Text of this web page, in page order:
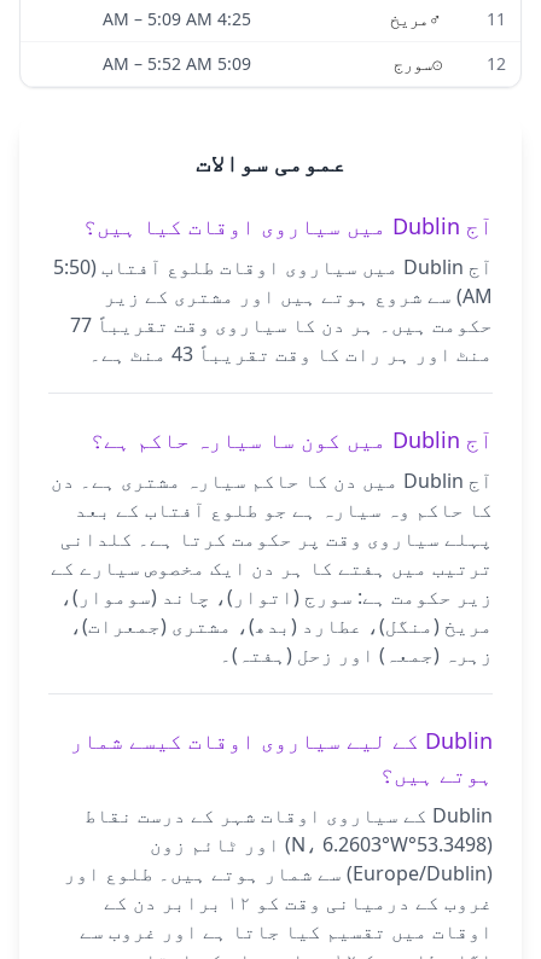
11
♂ مریخ 4:25 AM
– 5:09 AM
12
☉سورج 5:09 AM
– 5:52 AM
عمومی سوالات
آج Dublin میں سیاروی اوقات کیا ہیں؟
آج Dublin میں سیاروی اوقات طلوع آفتاب (5:50
AM) سے شروع ہوتے ہیں اور مشتری کے زیر
حکومت ہیں۔ ہر دن کا سیاروی وقت تقریباً 77
منٹ اور ہر رات کا وقت تقریباً 43 منٹ ہے۔
آج Dublin میں کون سا سیارہ حاکم ہے؟
آج Dublin میں دن کا حاکم سیارہ مشتری ہے۔ دن
کا حاکم وہ سیارہ ہے جو طلوع آفتاب کے بعد
پہلے سیاروی وقت پر حکومت کرتا ہے۔ کلدانی
ترتیب میں ہفتے کا ہر دن ایک مخصوص سیارے کے
زیر حکومت ہے: سورج (اتوار)، چاند (سوموار)،
مریخ (منگل)، عطارد (بدھ)، مشتری (جمعرات)،
زہرہ (جمعہ) اور زحل (ہفتہ)۔
Dublin کے لیے سیاروی اوقات کیسے شمار
ہوتے ہیں؟
Dublin کے سیاروی اوقات شہر کے درست نقاط
(53.3498°N، 6.2603°W) اور ٹائم زون
(Europe/Dublin) سے شمار ہوتے ہیں۔ طلوع اور
غروب کے درمیانی وقت کو ۱۲ برابر دن کے
اوقات میں تقسیم کیا جاتا ہے اور غروب سے